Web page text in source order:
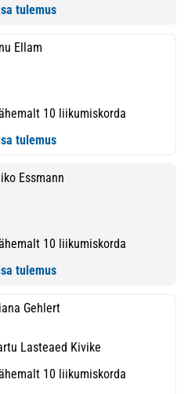
tulemus
Ellam
10 liikumiskorda
tulemus
Essmann
10 liikumiskorda
tulemus
Gehlert
Lasteaed Kivike
10 liikumiskorda